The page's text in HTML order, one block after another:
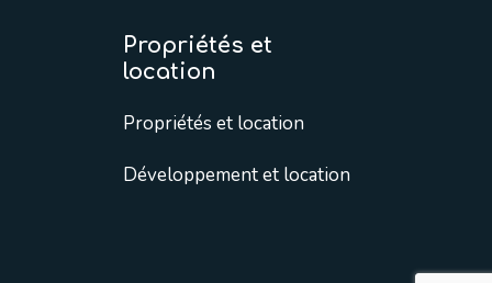
Propriétés et
location
Propriétés et location
Développement et location